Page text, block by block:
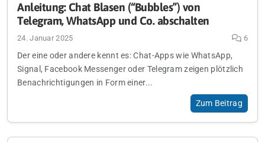
Anleitung: Chat Blasen (“Bubbles”) von
Telegram, WhatsApp und Co. abschalten
24. Januar 2025 6
Der eine oder andere kennt es: Chat-Apps wie WhatsApp,
Signal, Facebook Messenger oder Telegram zeigen plötzlich
Benachrichtigungen in Form einer...
Zum Beitrag